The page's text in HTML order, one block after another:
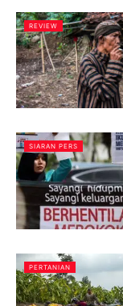
REVIEW
SIARAN PERS
PERTANIAN